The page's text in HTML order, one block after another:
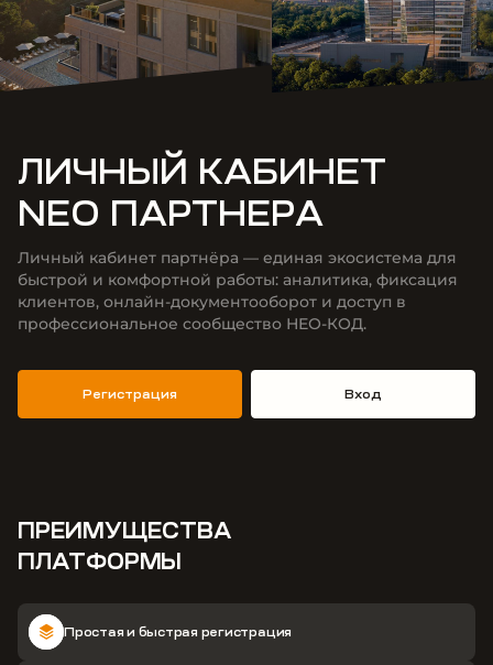
ЛИЧНЫЙ КАБИНЕТ
NEO ПАРТНЕРА
Личный кабинет партнёра — единая экосистема для
быстрой и комфортной работы: аналитика, фиксация
клиентов, онлайн-документооборот и доступ в
профессиональное сообщество НЕО-КОД.
Регистрация Вход
ПРЕИМУЩЕСТВА
ПЛАТФОРМЫ
Простая и быстрая регистрация